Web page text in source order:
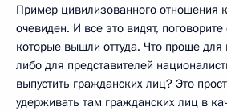
Пример цивилизованного отношения
очевиден. И все это видят,
которые вышли оттуда. Что проще
либо для представителей
выпустить гражданских лиц? Это
удерживать там гражданских лиц в